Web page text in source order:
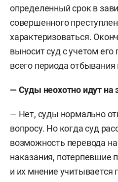
определенный срок в
совершенного
характеризоваться.
выносит суд с учетом его
всего периода отбывания
— Суды неохотно идут на
— Нет, суды нормально
вопросу. Но когда суд
возможность перевода
наказания, потерпевшие
и их мнение учитывается